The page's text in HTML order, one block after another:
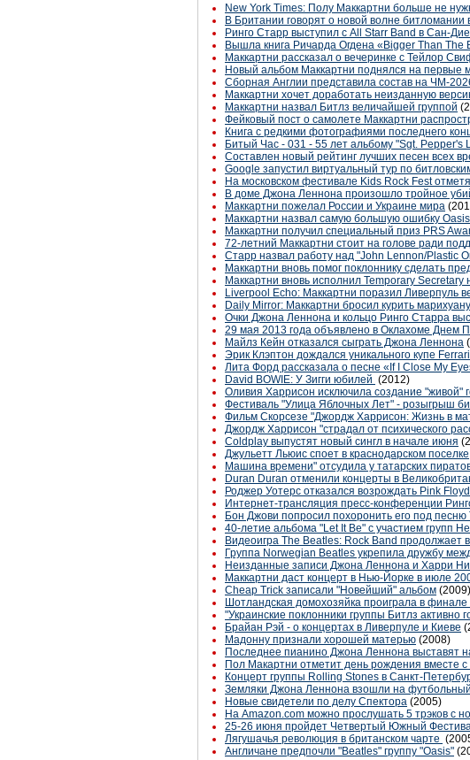
New York Times: Полу Маккартни больше не
В Британии говорят о новой волне
Ринго Старр выступил с All Starr Band в Сан-
Вышла книга Ричарда Огдена «Bigger Than The
Маккартни рассказал о вечеринке с Тейлор
Новый альбом Маккартни поднялся на первые
Сборная Англии представила состав на ЧМ-
Маккартни хочет доработать неизданную
Маккартни назвал Битлз величайшей группой
Фейковый пост о самолете Маккартни
Книга с редкими фотографиями последнего
Битый Час - 031 - 55 лет альбому "Sgt.
Составлен новый рейтинг лучших песен всех
Google запустил виртуальный тур по
На московском фестивале Kids Rock Fest
В доме Джона Леннона произошло тройное
Маккартни пожелал России и Украине мира
Маккартни назвал самую большую ошибку Oasis
Маккартни получил специальный приз PRS
72-летний Маккартни стоит на голове ради
Старр назвал работу над "John Lennon/Plastic
Маккартни вновь помог поклоннику сделать
Маккартни вновь исполнил Temporary Secretary
Liverpool Echo: Маккартни поразил Ливерпуль
Daily Mirror: Маккартни бросил курить
Очки Джона Леннона и кольцо Ринго Старра
29 мая 2013 года объявлено в Оклахоме Днем
Майлз Кейн отказался сыграть Джона Леннона
Эрик Клэптон дождался уникального купе
Лита Форд рассказала о песне «If I Close My
David BOWIE: У Зигги юбилей (2012)
Оливия Харрисон исключила создание "живой"
Фестиваль "Улица Яблочных Лет" - розыгрыш
Фильм Скорсезе "Джордж Харрисон: Жизнь в
Джордж Харрисон "страдал от психического
Coldplay выпустят новый сингл в начале июня
Джульетт Льюис споет в краснодарском поселке
Машина времени" отсудила у татарских
Duran Duran отменили концерты в
Роджер Уотерс отказался возрождать Pink Floyd
Интернет-трансляция пресс-конференции
Бон Джови попросил похоронить его под песню
40-летие альбома "Let It Be" с участием групп
Видеоигра The Beatles: Rock Band
Группа Norwegian Beatles укрепила дружбу
Неизданные записи Джона Леннона и Харри
Маккартни даст концерт в Нью-Йорке в июле
Cheap Trick записали "Новейший" альбом (2009)
Шотландская домохозяйка проиграла в финале
"Украинские поклонники группы Битлз
Брайан Рэй - о концертах в Ливерпуле и Киеве
Мадонну признали хорошей матерью (2008)
Последнее пианино Джона Леннона выставят
Пол Макартни отметит день рождения вместе
Концерт группы Rolling Stones в Санкт-
Земляки Джона Леннона взошли на
Новые свидетели по делу Спектора (2005)
На Amazon.com можно прослушать 5 трэков с
25-26 июня пройдет Четвертый Южный
Лягушачья революция в британском чарте
Англичане предпочли "Beatles" группу "Oasis"